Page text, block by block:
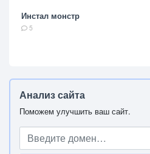
Инстал монстр
5
Анализ сайта
Поможем улучшить ваш сайт.